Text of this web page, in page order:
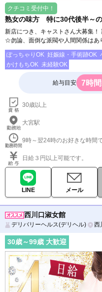
クチコミ受付中！
熟女の味方 特に30代後半～の
新店につき、キャストさん大募集
☆勿論、面倒な派閥や人間関係は
ぽっちゃりOK 妊娠線・手術跡OK
かけもちOK 未経験OK
給与目安 7時間
30歳以上
大宮駅
9時～翌24時のお好きな時間で
日給３円以上可能です。
LINE メール
西川口淑女館
デリバリーヘルス(デリヘル) 西
30歳～99歳 大歓迎